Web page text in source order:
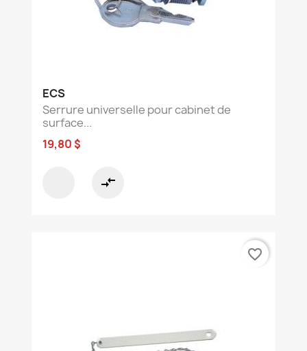
ECS
Serrure universelle pour cabinet de
surface...
19,80 $
compare_arrows
favorite_border